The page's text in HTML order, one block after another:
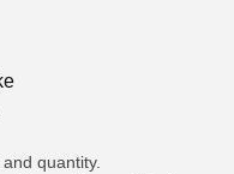
quantity.